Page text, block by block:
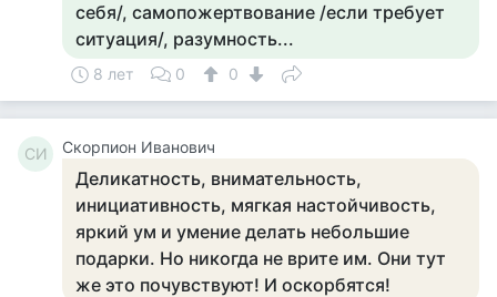
себя/, самопожертвование /если требует
ситуация/, разумность...
8 лет 0 0
СИ Скорпион Иванович
Деликатность, внимательность,
инициативность, мягкая настойчивость,
яркий ум и умение делать небольшие
подарки. Но никогда не врите им. Они тут
же это почувствуют! И оскорбятся!